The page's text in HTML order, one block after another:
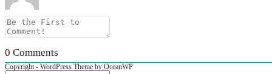
0 Comments
Copyright - WordPress Theme by OceanWP